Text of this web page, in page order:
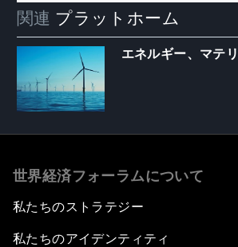
関連 プラットホーム
エネルギー、マテ
世界経済フォーラムについて
私たちのストラテジー
私たちのアイデンティティ